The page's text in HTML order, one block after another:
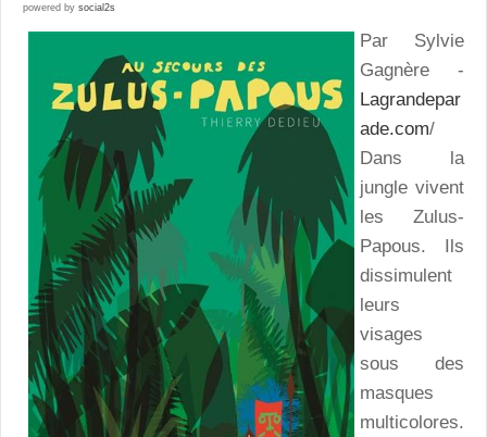
powered by social2s
Par Sylvie
Gagnère -
Lagrandepar
ade.com/
Dans la
jungle vivent
les Zulus-
Papous. Ils
dissimulent
leurs
visages
sous des
masques
multicolores.